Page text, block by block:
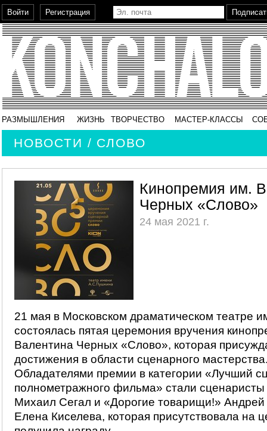
РАЗМЫШЛЕНИЯ ЖИЗНЬ ТВОРЧЕСТВО МАСТЕР-КЛАССЫ
НОВОСТИ / СЛОВО
Кинопремия им.
Черных «Слово»
24 мая 2021 г.
21 мая в Московском драматическом театре
состоялась пятая церемония вручения
Валентина Черных «Слово», которая
достижения в области сценарного
Обладателями премии в категории «Лучший
полнометражного фильма» стали сценаристы
Михаил Сегал и «Дорогие товарищи!» Андрей
Елена Киселева, которая присутствовала на